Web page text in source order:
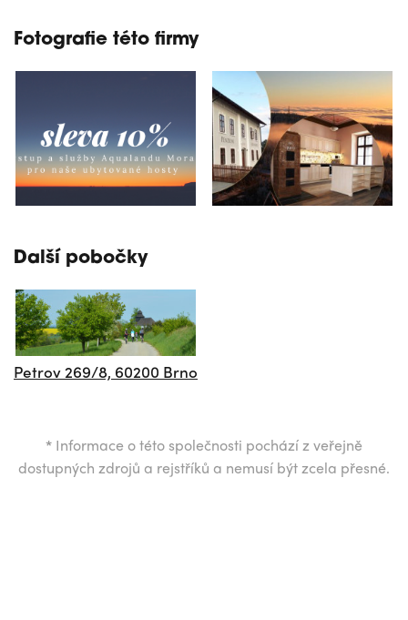
Fotografie této firmy
Další pobočky
Petrov 269/8, 60200 Brno
* Informace o této společnosti pochází z veřejně
dostupných zdrojů a rejstříků a nemusí být zcela přesné.